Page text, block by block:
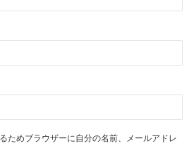
ためブラウザーに自分の名前、メールアドレ